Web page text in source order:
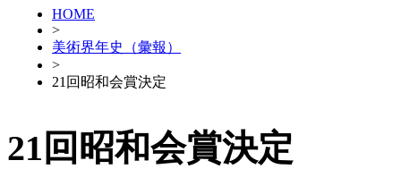
HOME
>
美術界年史（彙報）
>
21回昭和会賞決定
21回昭和会賞決定